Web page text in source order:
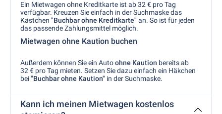
Ein Mietwagen ohne Kreditkarte ist ab 32 € pro Tag
verfügbar. Kreuzen Sie einfach in der Suchmaske das
Kästchen "Buchbar ohne Kreditkarte" an. So ist für jeden
das passende Zahlungsmittel möglich.
Mietwagen ohne Kaution buchen
Außerdem können Sie ein Autoohne Kaution bereits ab
32 € pro Tag mieten. Setzen Sie dazu einfach ein Häkchen
bei"Buchbar ohne Kaution" in der Suchmaske.
Kann ich meinen Mietwagen kostenlos